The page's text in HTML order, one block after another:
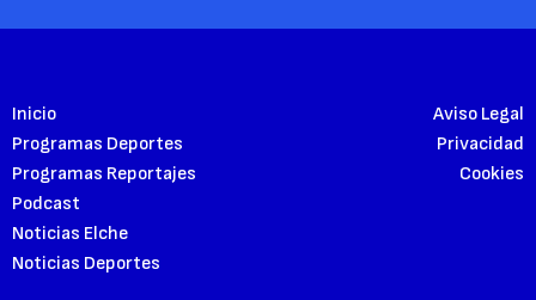
Inicio
Programas Deportes
Programas Reportajes
Podcast
Noticias Elche
Noticias Deportes
Aviso Legal
Privacidad
Cookies